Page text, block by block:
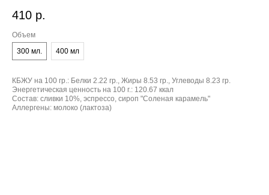
410 р.
Объем
300 мл.
400 мл
КБЖУ на 100 гр.: Белки 2.22 гр., Жиры 8.53 гр., Углеводы 8.23 гр.
Энергетическая ценность на 100 г.: 120.67 ккал
Состав: сливки 10%, эспрессо, сироп "Соленая карамель"
Аллергены: молоко (лактоза)